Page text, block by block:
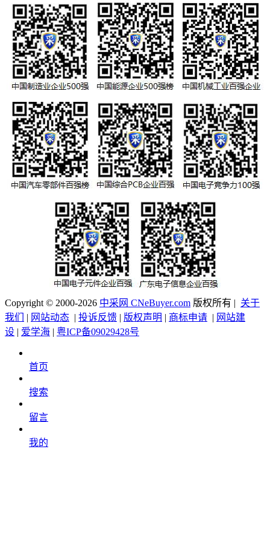
Copyright © 2000-2026 中采网 CNeBuyer.com 版权所有 | 关于
我们
| 网站动态 | 投诉反馈 | 版权声明 | 商标申请 | 网站建
设 | 爱学海 | 粤ICP备09029428号
首页
搜索
留言
我的